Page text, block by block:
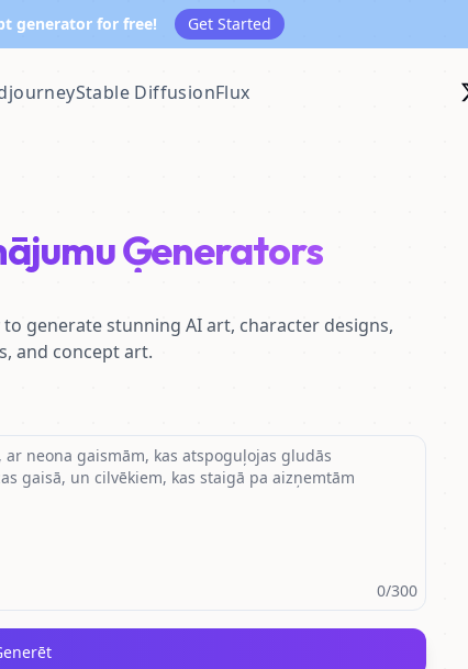
generator for free! Get Started
Stable DiffusionFlux
Ģenerators
generate stunning AI art, character designs,
and concept art.
0/300